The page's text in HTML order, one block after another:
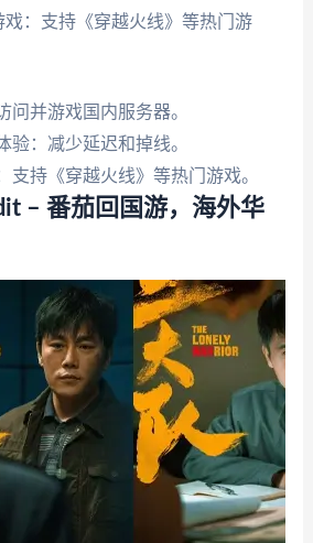
戏：支持《穿越火线》等热门游
问并游戏国内服务器。
验：减少延迟和掉线。
支持《穿越火线》等热门游戏。
– 番茄回国游，海外华